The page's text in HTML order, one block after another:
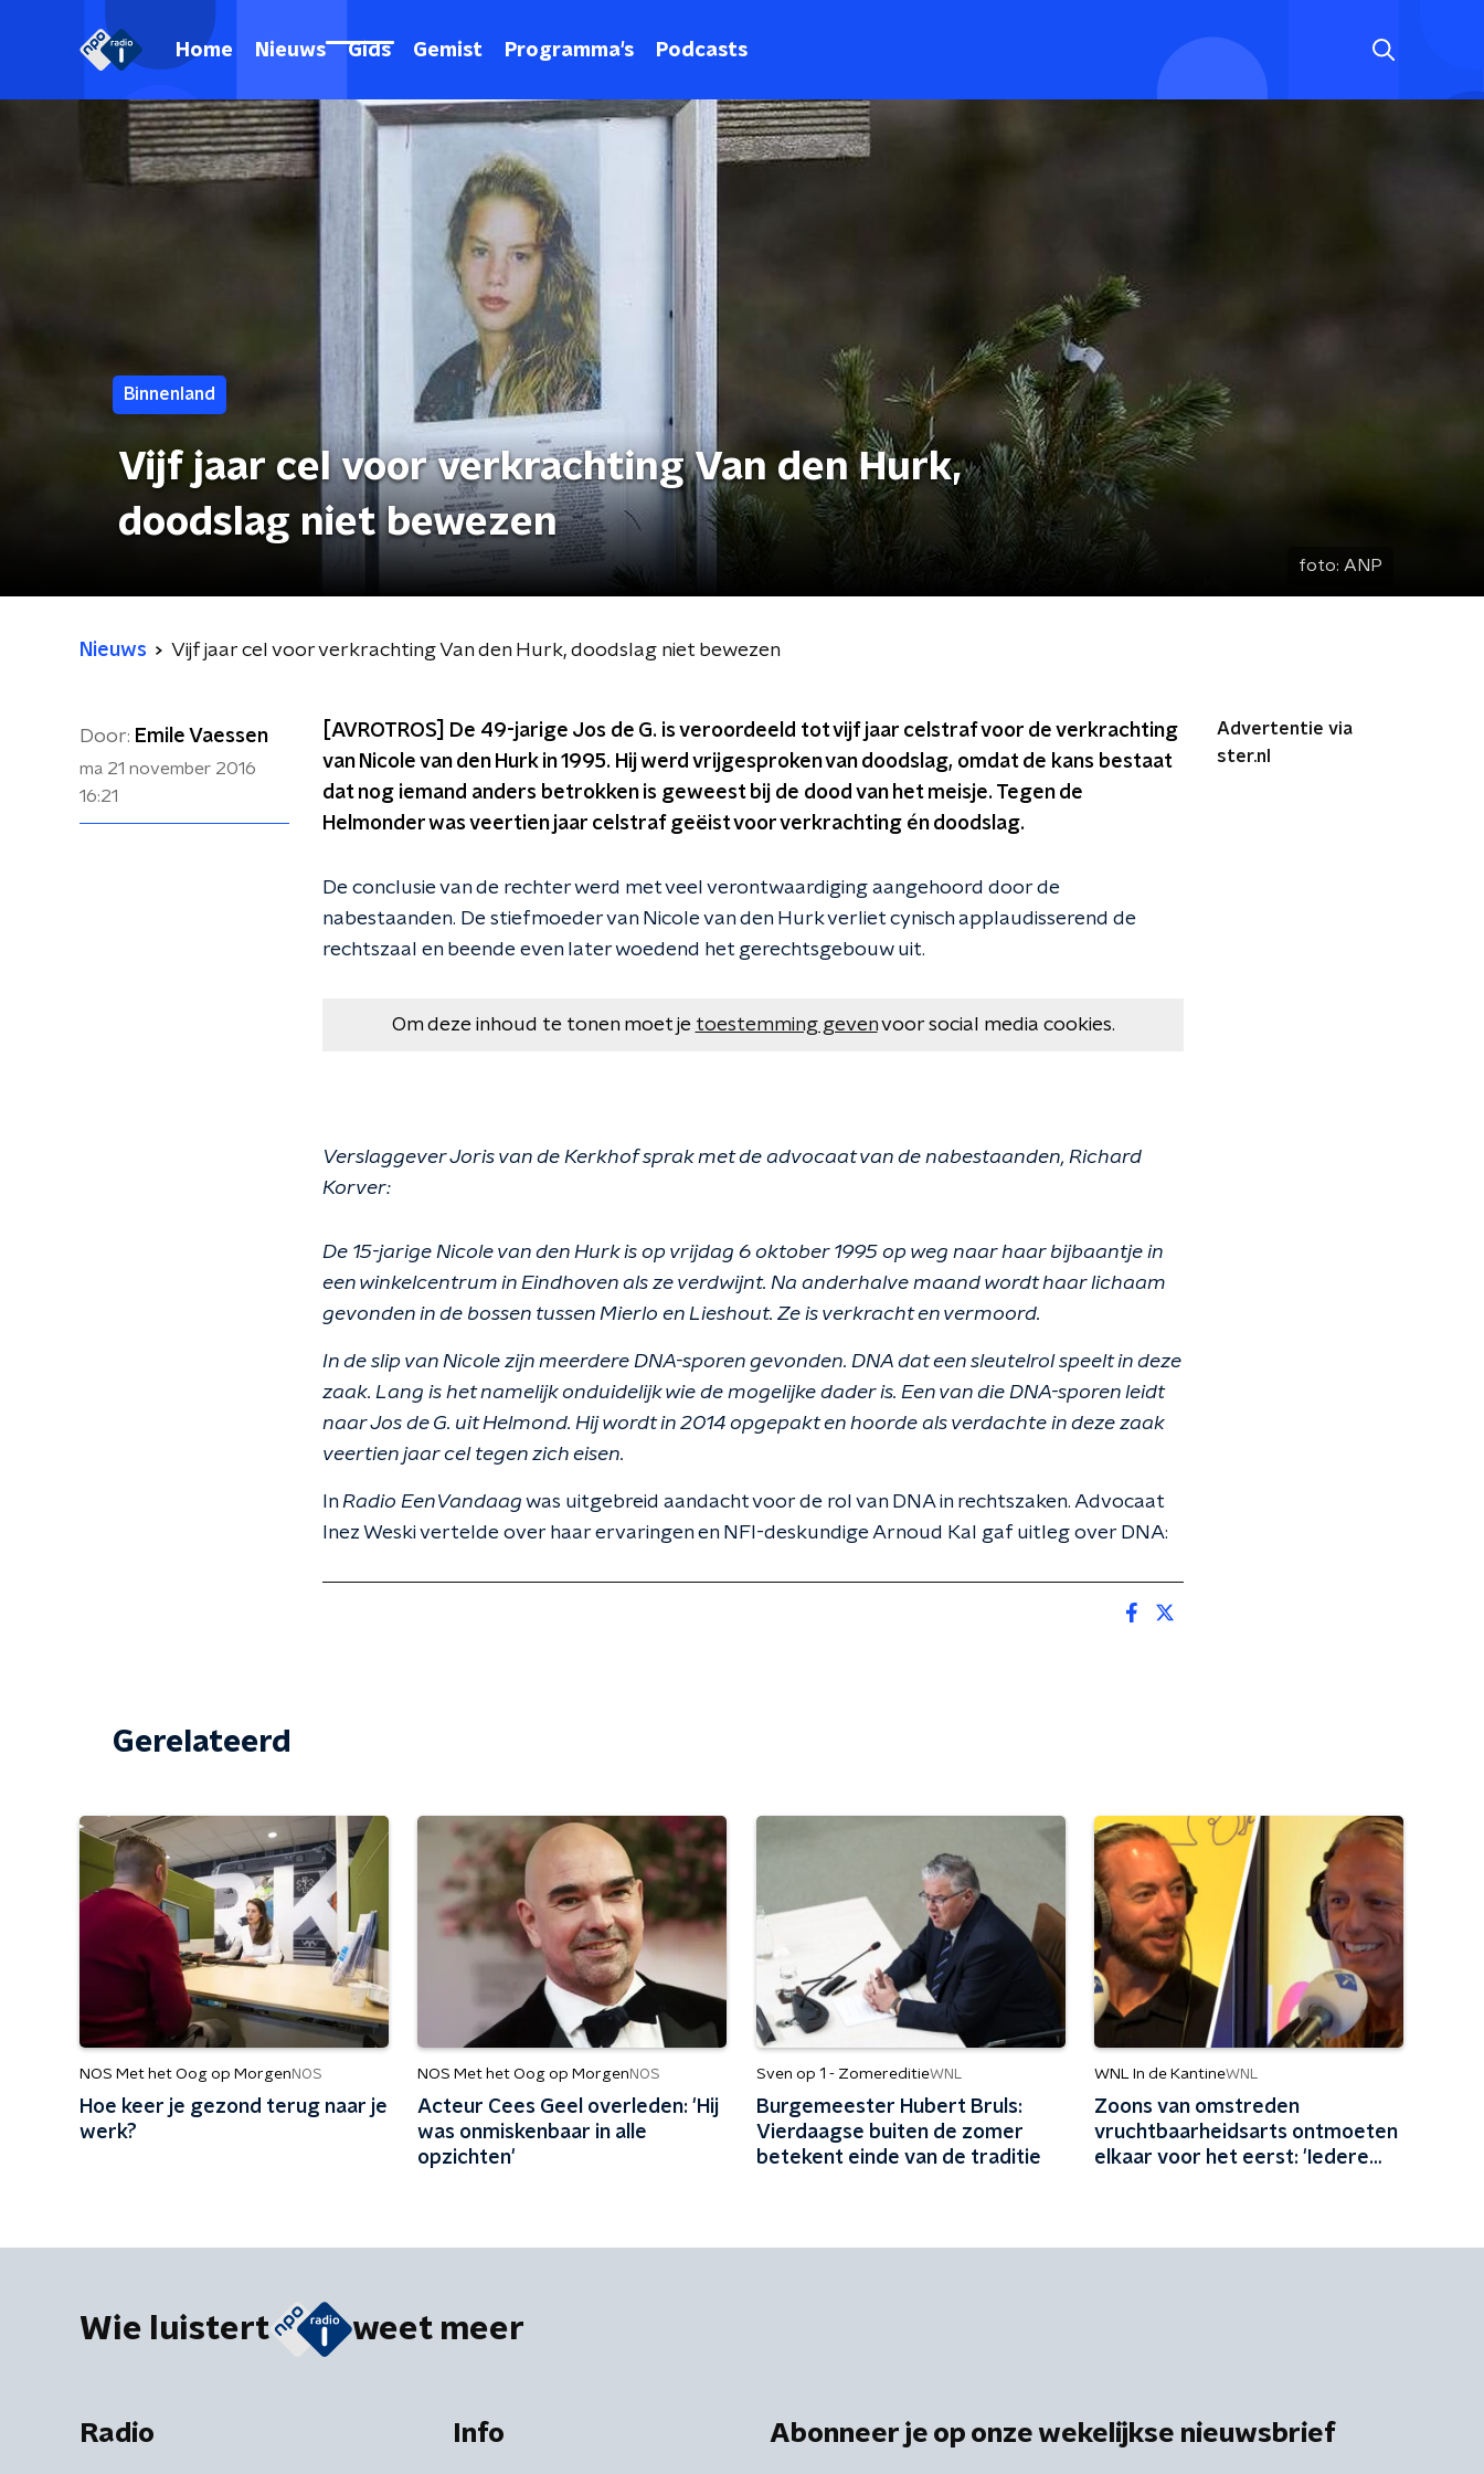
Home Nieuws Gids Gemist Programma's Podcasts
Binnenland
Vijf jaar cel voor verkrachting Van den Hurk,
doodslag niet bewezen
foto: ANP
Nieuws Vijf jaar cel voor verkrachting Van den Hurk, doodslag niet bewezen
Door: Emile Vaessen
ma 21 november 2016
16:21
[AVROTROS] De 49-jarige Jos de G. is veroordeeld tot vijf jaar celstraf voor de verkrachting
van Nicole van den Hurk in 1995. Hij werd vrijgesproken van doodslag, omdat de kans bestaat
dat nog iemand anders betrokken is geweest bij de dood van het meisje. Tegen de
Helmonder was veertien jaar celstraf geëist voor verkrachting én doodslag.
De conclusie van de rechter werd met veel verontwaardiging aangehoord door de
nabestaanden. De stiefmoeder van Nicole van den Hurk verliet cynisch applaudisserend de
rechtszaal en beende even later woedend het gerechtsgebouw uit.
Om deze inhoud te tonen moet je toestemming gevenvoor social media cookies.
Verslaggever Joris van de Kerkhof sprak met de advocaat van de nabestaanden, Richard
Korver:
De 15-jarige Nicole van den Hurk is op vrijdag 6 oktober 1995 op weg naar haar bijbaantje in
een winkelcentrum in Eindhoven als ze verdwijnt. Na anderhalve maand wordt haar lichaam
gevonden in de bossen tussen Mierlo en Lieshout. Ze is verkracht en vermoord.
In de slip van Nicole zijn meerdere DNA-sporen gevonden. DNA dat een sleutelrol speelt in deze
zaak. Lang is het namelijk onduidelijk wie de mogelijke dader is. Een van die DNA-sporen leidt
naar Jos de G. uit Helmond. Hij wordt in 2014 opgepakt en hoorde als verdachte in deze zaak
veertien jaar cel tegen zich eisen.
InRadio EenVandaag was uitgebreid aandacht voor de rol van DNA in rechtszaken. Advocaat
Inez Weski vertelde over haar ervaringen en NFI-deskundige Arnoud Kal gaf uitleg over DNA:
Advertentie via
ster.nl
Gerelateerd
NOS Met het Oog op Morgen NOS
Hoe keer je gezond terug naar je
werk?
NOS Met het Oog op Morgen NOS
Acteur Cees Geel overleden: 'Hij
was onmiskenbaar in alle
opzichten'
Sven op 1 - ZomereditieWNL
Burgemeester Hubert Bruls:
Vierdaagse buiten de zomer
betekent einde van de traditie
WNL In de KantineWNL
Zoons van omstreden
vruchtbaarheidsarts ontmoeten
elkaar voor het eerst: 'Iedere
Wie luistert weet meer
Radio Info Abonneer je op onze wekelijkse nieuwsbrief